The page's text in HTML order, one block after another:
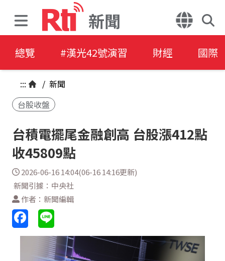
新聞
總覽 #漢光42號演習 財經 國際
::: / 新聞
台股收盤
台積電擺尾金融創高 台股漲412點
收45809點
2026-06-16 14:04(06-16 14:16更新)
新聞引據：中央社
作者：新聞編輯